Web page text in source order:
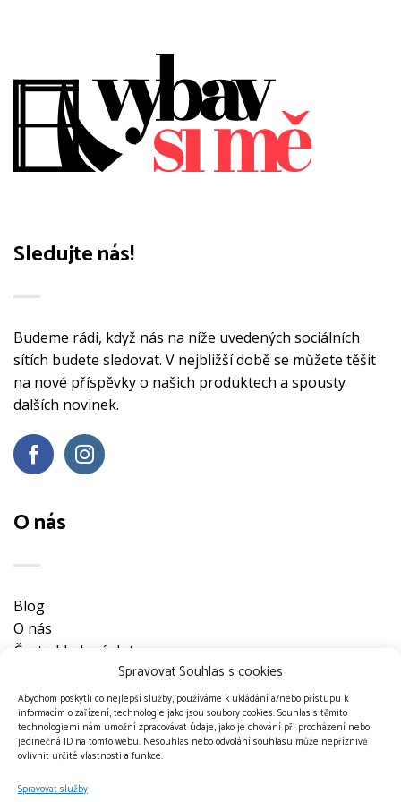
Spravovat Souhlas s cookies
Abychom poskytli co nejlepší služby, používáme k ukládání a/nebo přístupu k
informacím o zařízení, technologie jako jsou soubory cookies. Souhlas s těmito
technologiemi nám umožní zpracovávat údaje, jako je chování při procházení nebo
jedinečná ID na tomto webu. Nesouhlas nebo odvolání souhlasu může nepříznivě
ovlivnit určité vlastnosti a funkce.
Spravovat služby
vybrat
na
stránce
produktu
stránce
produktu
Sledujte nás!
Budeme rádi, když nás na níže uvedených sociálních
sítích budete sledovat. V nejbližší době se můžete těšit
na nové příspěvky o našich produktech a spousty
dalších novinek.
O nás
Blog
O nás
Často kladené dotazy
Obchodní podmínky
Nevyzvednuté objednávky
Ochrana osobních údajů
Doprava a platební metody
Kontakt